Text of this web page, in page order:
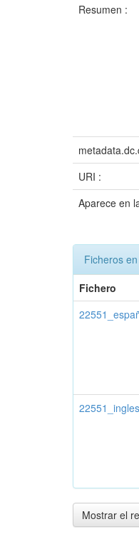
Resumen :
URI :
Aparece en
Ficheros
Fichero
Mostrar el